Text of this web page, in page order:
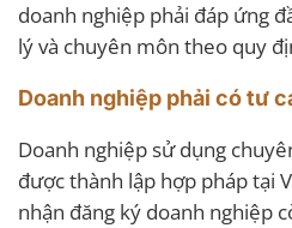
doanh nghiệp phải đáp ứng
lý và chuyên môn theo quy
Doanh nghiệp phải có tư
Doanh nghiệp sử dụng
được thành lập hợp pháp tại
nhận đăng ký doanh nghiệp